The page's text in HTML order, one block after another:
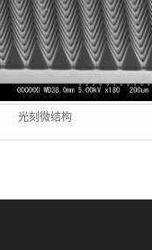
光刻微结构